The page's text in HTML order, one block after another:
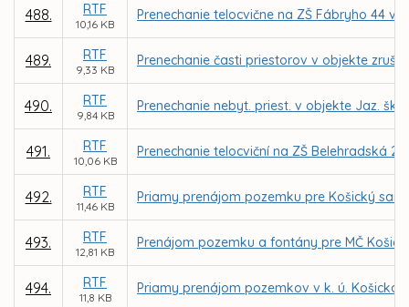
488. RTF
10,16 KB
Prenechanie telocvične na ZŠ Fábryho 44
489. RTF
9,33 KB
Prenechanie časti priestorov v objekte zruš.
490. RTF
9,84 KB
Prenechanie nebyt. priest. v objekte Jaz.
491. RTF
10,06 KB
Prenechanie telocviční na ZŠ Belehradská
492. RTF
11,46 KB
Priamy prenájom pozemku pre Košický
493. RTF
12,81 KB
Prenájom pozemku a fontány pre MČ
494. RTF
11,8 KB
Priamy prenájom pozemkov v k. ú. Košická